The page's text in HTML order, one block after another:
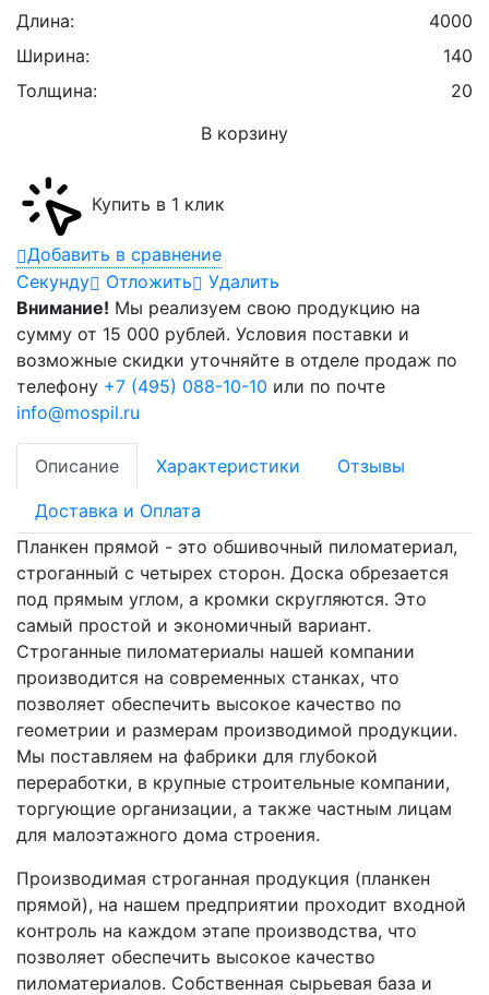
Длина:
4000
Ширина:
140
Толщина:
20
В корзину
Купить в 1 клик
Добавить в сравнение
Cекунду
Отложить
Удалить
Внимание! Мы реализуем свою продукцию на
сумму от 15 000 рублей. Условия поставки и
возможные скидки уточняйте в отделе продаж по
телефону +7 (495) 088-10-10 или по почте
info@mospil.ru
Описание Характеристики Отзывы
Доставка и Оплата
Планкен прямой - это обшивочный пиломатериал,
строганный с четырех сторон. Доска обрезается
под прямым углом, а кромки скругляются. Это
самый простой и экономичный вариант.
Строганные пиломатериалы нашей компании
производится на современных станках, что
позволяет обеспечить высокое качество по
геометрии и размерам производимой продукции.
Мы поставляем на фабрики для глубокой
переработки, в крупные строительные компании,
торгующие организации, а также частным лицам
для малоэтажного дома строения.
Производимая строганная продукция (планкен
прямой), на нашем предприятии проходит входной
контроль на каждом этапе производства, что
позволяет обеспечить высокое качество
пиломатериалов. Собственная сырьевая база и